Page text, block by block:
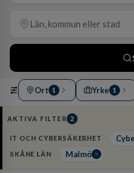
Ort 1 Yrke 1
AKTIVA FILTER 2
IT OCH CYBERSÄKERHET
SKÅNE LÄN Malmö